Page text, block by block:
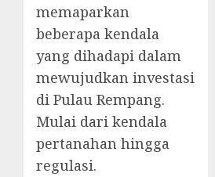
memaparkan
beberapa kendala
yang dihadapi dalam
mewujudkan investasi
di Pulau Rempang.
Mulai dari kendala
pertanahan hingga
regulasi.